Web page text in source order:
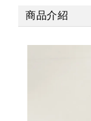
商品介紹